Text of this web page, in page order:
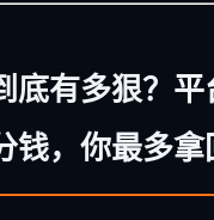
底有多狠？平
钱，你最多拿